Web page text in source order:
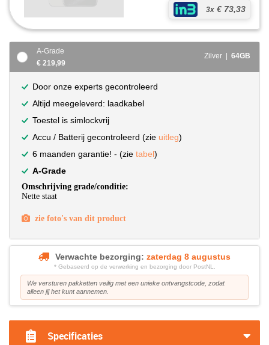
3x € 73,33
A-Grade
€ 219,99
Zilver | 64GB
Door onze experts gecontroleerd
Altijd meegeleverd: laadkabel
Toestel is simlockvrij
Accu / Batterij gecontroleerd (zie uitleg)
6 maanden garantie! - (zie tabel)
A-Grade
Omschrijving grade/conditie:
Nette staat
zie foto's van dit product
Verwachte bezorging: zaterdag 8 augustus
* Gebaseerd op de verwerking en bezorging door PostNL.
We versturen pakketten veilig met een unieke ontvangstcode, zodat
alleen jij het kunt aannemen.
Specificaties